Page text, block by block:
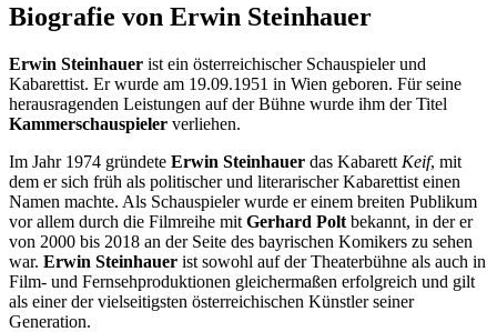
Biografie von Erwin Steinhauer
Erwin Steinhauer ist ein österreichischer Schauspieler und
Kabarettist. Er wurde am 19.09.1951 in Wien geboren. Für seine
herausragenden Leistungen auf der Bühne wurde ihm der Titel
Kammerschauspieler verliehen.
Im Jahr 1974 gründete Erwin Steinhauer das Kabarett Keif, mit
dem er sich früh als politischer und literarischer Kabarettist einen
Namen machte. Als Schauspieler wurde er einem breiten Publikum
vor allem durch die Filmreihe mit Gerhard Polt bekannt, in der er
von 2000 bis 2018 an der Seite des bayrischen Komikers zu sehen
war. Erwin Steinhauer ist sowohl auf der Theaterbühne als auch in
Film- und Fernsehproduktionen gleichermaßen erfolgreich und gilt
als einer der vielseitigsten österreichischen Künstler seiner
Generation.